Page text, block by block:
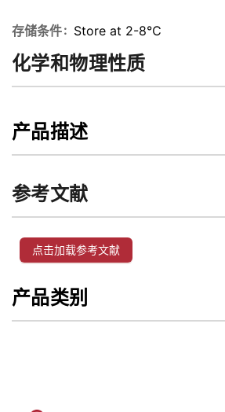
存储条件 Store at 2-8℃
化学和物理性质
产品描述
参考文献
点击加载参考文献
产品类别